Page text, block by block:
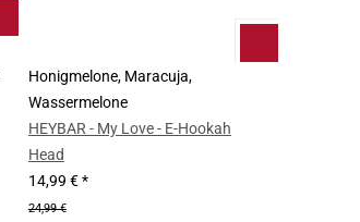
Honigmelone, Maracuja,
Wassermelone
HEYBAR - My Love - E-Hookah
Head
14,99 €*
24,99 €